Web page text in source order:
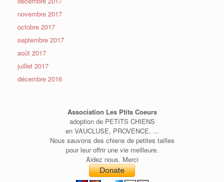
novembre 2017
octobre 2017
septembre 2017
août 2017
juillet 2017
décembre 2016
Association Les Ptits Coeurs
adoption de PETITS CHIENS
en VAUCLUSE, PROVENCE, ...
Nous sauvons des chiens de petites tailles
pour leur offrir une vie meilleure.
Aidez nous. Merci